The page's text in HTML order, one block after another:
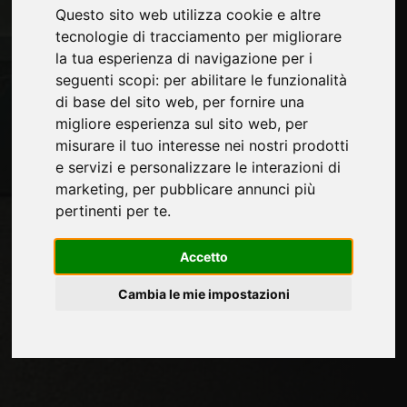
Questo sito web utilizza cookie e altre
tecnologie di tracciamento per migliorare
la tua esperienza di navigazione per i
seguenti scopi: per abilitare le funzionalità
di base del sito web, per fornire una
migliore esperienza sul sito web, per
misurare il tuo interesse nei nostri prodotti
e servizi e personalizzare le interazioni di
marketing, per pubblicare annunci più
pertinenti per te.
Accetto
Cambia le mie impostazioni
Journal
Presentati
Privacy
Mappa Sito
Rimani aggiornato
Non perderti le ultime novità del settore,
news su aziende, prodotti, tecnologie
innovative e fiere. Iscriviti alla newsletter!